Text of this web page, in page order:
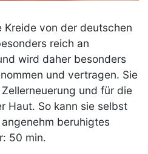
Kreide von der deutschen
reich an
wird daher besonders
und vertragen. Sie
und für die
Haut. So kann sie selbst
beruhigtes
50 min.